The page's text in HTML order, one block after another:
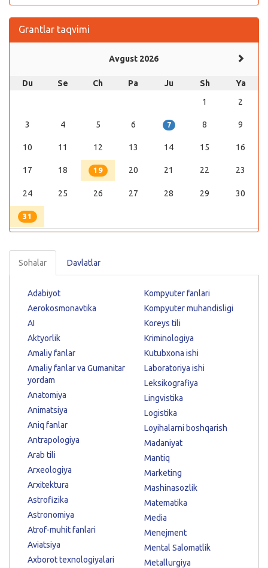
Grantlar taqvimi
Avgust 2026
Du Se Ch Pa Ju Sh
Ya
1
2
3 4 5 6 7 8 9
10 11 12 13 14 15 16
17 18 19 20 21 22 23
24 25 26 27 28 29 30
31
Sohalar Davlatlar
Adabiyot
Aerokosmonavtika
AI
Aktyorlik
Amaliy fanlar
Amaliy fanlar va Gumanitar
yordam
Anatomiya
Animatsiya
Aniq fanlar
Antrapologiya
Arab tili
Arxeologiya
Arxitektura
Astrofizika
Astronomiya
Atrof-muhit fanlari
Aviatsiya
Axborot texnologiyalari
Kompyuter fanlari
Kompyuter muhandisligi
Koreys tili
Kriminologiya
Kutubxona ishi
Laboratoriya ishi
Leksikografiya
Lingvistika
Logistika
Loyihalarni boshqarish
Madaniyat
Mantiq
Marketing
Mashinasozlik
Matematika
Media
Menejment
Mental Salomatlik
Metallurgiya